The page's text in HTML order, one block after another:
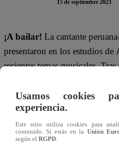
15 de septiembre 2023
¡A bailar! La cantante
presentaron en los estudios de
recientes temas musicales.
¿Cómo se sienten
Tony: Bueno me siento feliz
Usamos cookies
experiencia.
Este sitio utiliza cookies para
contenido. Si estás en la Unión
según el RGPD.